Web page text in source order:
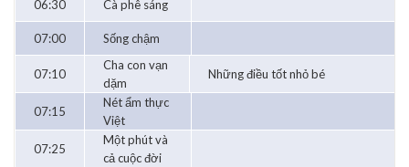
06:30
Cà phê sáng
07:00 Sống chậm
07:10
Cha con vạn
dặm
Những điều tốt nhỏ bé
07:15
Nét ẩm thực
Việt
07:25
Một phút và
cả cuộc đời